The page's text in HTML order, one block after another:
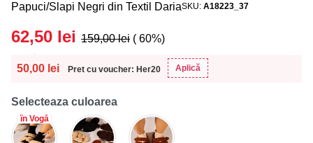
Papuci/Slapi Negri din Textil DariaSKU A18223_37
50,00 lei Pret cu voucher: Her20 Aplică
62,50 lei 159,00lei ( 60%)
Selecteaza culoarea
în Vogă